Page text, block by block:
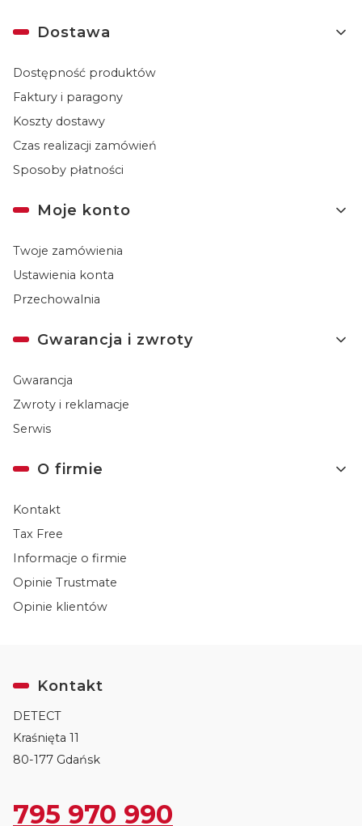
Dostawa
Dostępność produktów
Faktury i paragony
Koszty dostawy
Czas realizacji zamówień
Sposoby płatności
Moje konto
Twoje zamówienia
Ustawienia konta
Przechowalnia
Gwarancja i zwroty
Gwarancja
Zwroty i reklamacje
Serwis
O firmie
Kontakt
Tax Free
Informacje o firmie
Opinie Trustmate
Opinie klientów
Kontakt
DETECT
Kraśnięta 11
80-177 Gdańsk
795 970 990